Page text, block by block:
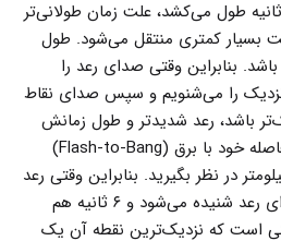
طول می‌کشد، علت زمان طولانی‌تر
بسیار کمتری منتقل می‌شود. طول
بنابراین وقتی صدای رعد را
را می‌شنویم و سپس صدای نقاط
باشد، رعد شدیدتر و طول زمانش
کمتر است. برای اندازه‌گیری فاصله خود با برق (Flash-to-Bang)
را یک کیلومتر در نظر بگیرید. بنابراین وقتی رعد
را می‌بینید و ۳ ثانیه بعد صدای رعد شنیده می‌شود و ۶ ثانیه هم
است که نزدیک‌ترین نقطه آن یک